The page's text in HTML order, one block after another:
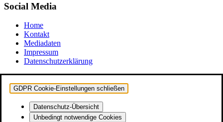
Social Media
Home
Kontakt
Mediadaten
Impressum
Datenschutzerklärung
GDPR Cookie-Einstellungen schließen
Datenschutz-Übersicht
Unbedingt notwendige Cookies